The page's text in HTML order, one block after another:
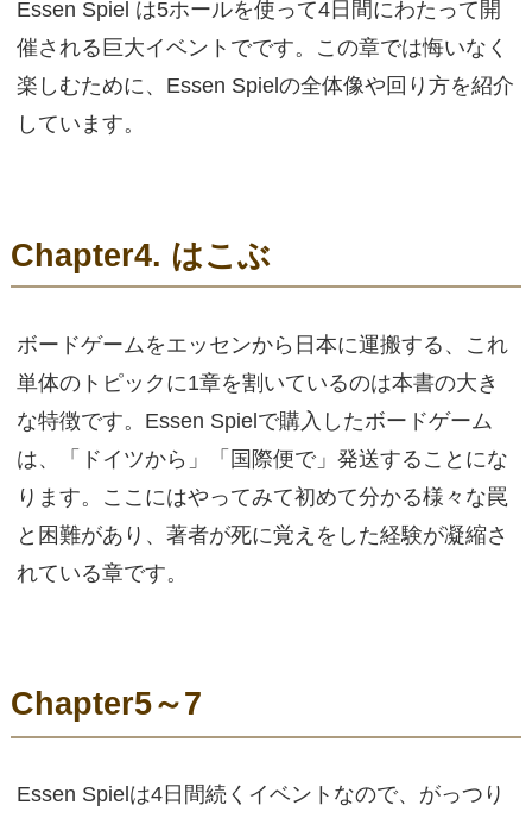
Essen Spiel は5ホールを使って4日間にわたって開
催される巨大イベントでです。この章では悔いなく
楽しむために、Essen Spielの全体像や回り方を紹介
しています。
Chapter4. はこぶ
ボードゲームをエッセンから日本に運搬する、これ
単体のトピックに1章を割いているのは本書の大き
な特徴です。Essen Spielで購入したボードゲーム
は、「ドイツから」「国際便で」発送することにな
ります。ここにはやってみて初めて分かる様々な罠
と困難があり、著者が死に覚えをした経験が凝縮さ
れている章です。
Chapter5～7
Essen Spielは4日間続くイベントなので、がっつり